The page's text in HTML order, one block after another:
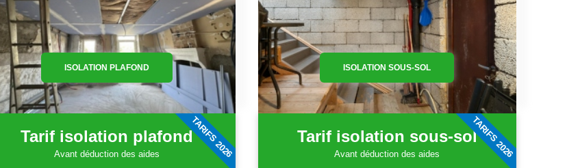
ISOLATION PLAFOND
Tarif isolation plafond
Avant déduction des aides TARIFS 2026
ISOLATION SOUS-SOL
Tarif isolation sous-sol
Avant déduction des aides TARIFS 2026